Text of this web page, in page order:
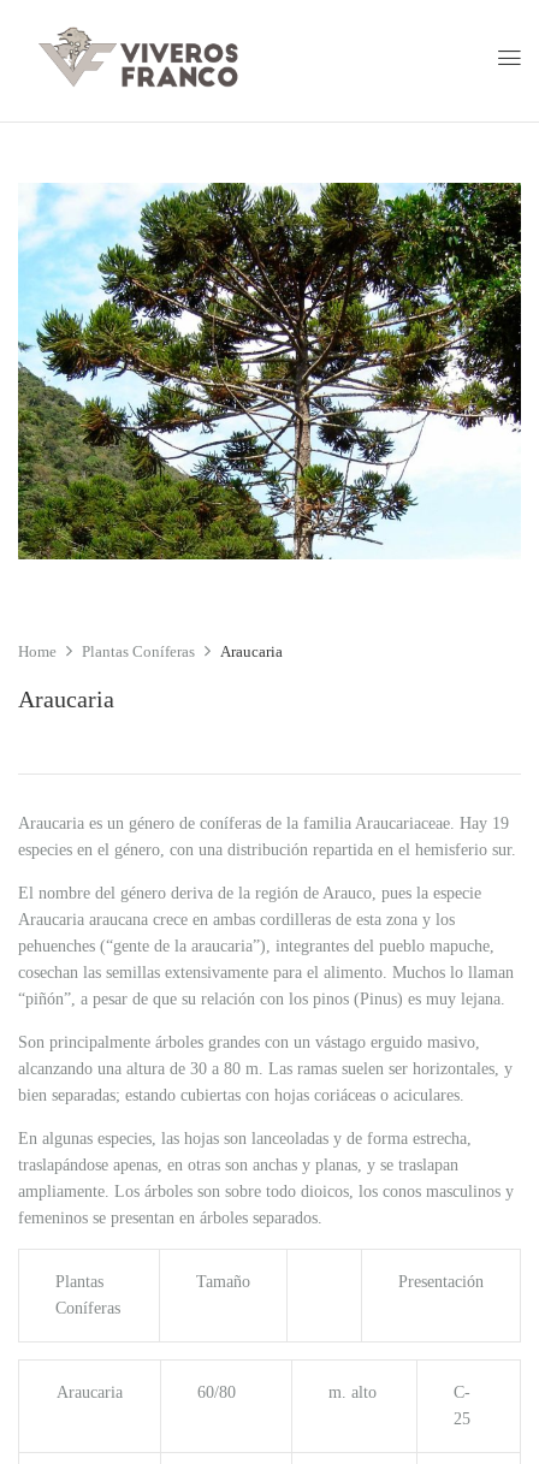
Home Plantas Coníferas Araucaria
Araucaria
Araucaria es un género de coníferas de la familia Araucariaceae. Hay 19
especies en el género, con una distribución repartida en el hemisferio sur.
El nombre del género deriva de la región de Arauco, pues la especie
Araucaria araucana crece en ambas cordilleras de esta zona y los
pehuenches (“gente de la araucaria”), integrantes del pueblo mapuche,
cosechan las semillas extensivamente para el alimento. Muchos lo llaman
“piñón”, a pesar de que su relación con los pinos (Pinus) es muy lejana.
Son principalmente árboles grandes con un vástago erguido masivo,
alcanzando una altura de 30 a 80 m. Las ramas suelen ser horizontales, y
bien separadas; estando cubiertas con hojas coriáceas o aciculares.
En algunas especies, las hojas son lanceoladas y de forma estrecha,
traslapándose apenas, en otras son anchas y planas, y se traslapan
ampliamente. Los árboles son sobre todo dioicos, los conos masculinos y
femeninos se presentan en árboles separados.
Plantas
Coníferas
Tamaño Presentación
Araucaria 60/80 m. alto
C-
25